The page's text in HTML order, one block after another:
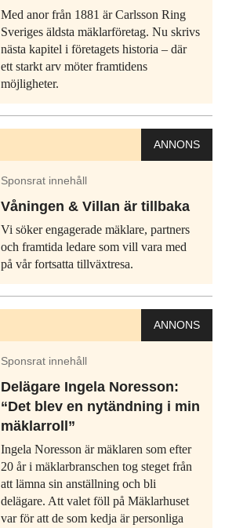
Med anor från 1881 är Carlsson Ring
Sveriges äldsta mäklarföretag. Nu skrivs
nästa kapitel i företagets historia – där
ett starkt arv möter framtidens
möjligheter.
ANNONS
Sponsrat innehåll
Våningen & Villan är tillbaka
Vi söker engagerade mäklare, partners
och framtida ledare som vill vara med
på vår fortsatta tillväxtresa.
ANNONS
Sponsrat innehåll
Delägare Ingela Noresson:
“Det blev en nytändning i min
mäklarroll”
Ingela Noresson är mäklaren som efter
20 år i mäklarbranschen tog steget från
att lämna sin anställning och bli
delägare. Att valet föll på Mäklarhuset
var för att de som kedja är personliga